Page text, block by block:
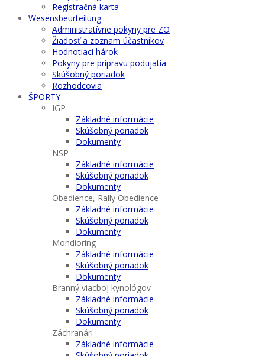
Registračná karta
Wesensbeurteilung
Administratívne pokyny pre ZO
Žiadosť a zoznam účastníkov
Hodnotiaci hárok
Pokyny pre prípravu podujatia
Skúšobný poriadok
Rozhodcovia
ŠPORTY
IGP
Základné informácie
Skúšobný poriadok
Dokumenty
NSP
Základné informácie
Skúšobný poriadok
Dokumenty
Obedience, Rally Obedience
Základné informácie
Skúšobný poriadok
Dokumenty
Mondioring
Základné informácie
Skúšobný poriadok
Dokumenty
Branný viacboj kynológov
Základné informácie
Skúšobný poriadok
Dokumenty
Záchranári
Základné informácie